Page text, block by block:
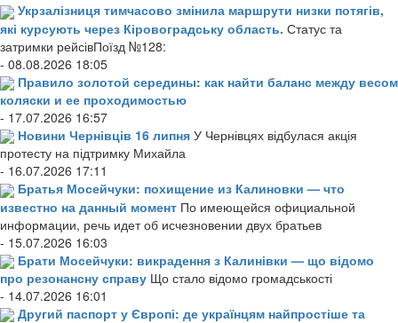
Укрзалізниця тимчасово змінила маршрути низки потягів,
які курсують через Кіровоградську область. Статус та
затримки рейсівПоїзд №128:
- 08.08.2026 18:05
Правило золотой середины: как найти баланс между весом
коляски и ее проходимостью
- 17.07.2026 16:57
Новини Чернівців 16 липня У Чернівцях відбулася акція
протесту на підтримку Михайла
- 16.07.2026 17:11
Братья Мосейчуки: похищение из Калиновки — что
известно на данный момент По имеющейся официальной
информации, речь идет об исчезновении двух братьев
- 15.07.2026 16:03
Брати Мосейчуки: викрадення з Калинівки — що відомо
про резонансну справу Що стало відомо громадськості
- 14.07.2026 16:01
Другий паспорт у Європі: де українцям найпростіше та